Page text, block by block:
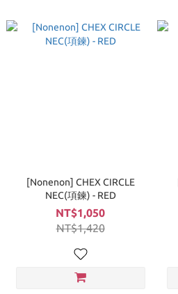
[Nonenon] CHEX CIRCLE
NEC(項鍊) - RED
NT$1,050
NT$1,420